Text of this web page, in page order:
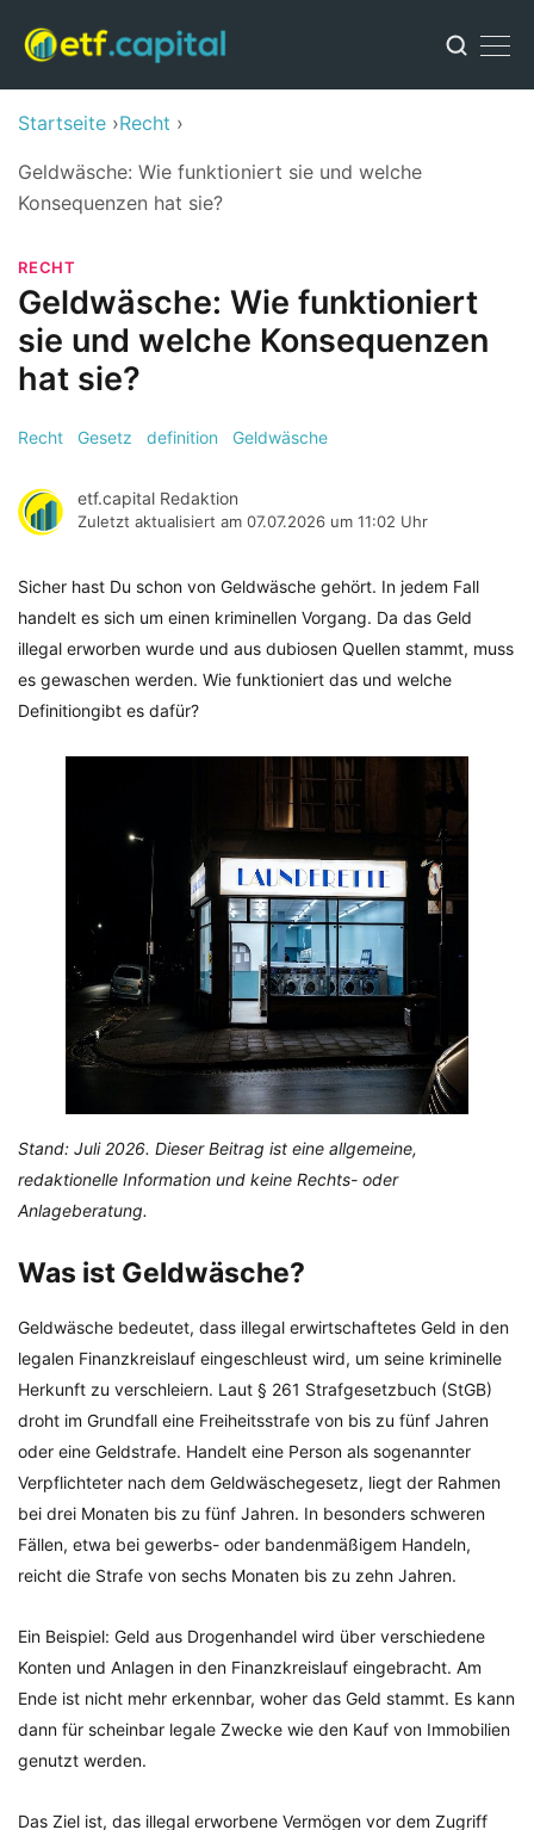
Startseite Recht
Geldwäsche: Wie funktioniert sie und welche
Konsequenzen hat sie?
RECHT
Geldwäsche: Wie funktioniert
sie und welche Konsequenzen
hat sie?
Recht Gesetz definition Geldwäsche
etf.capital Redaktion
Zuletzt aktualisiert am 07.07.2026 um 11:02 Uhr
Sicher hast Du schon von Geldwäsche gehört. In jedem Fall
handelt es sich um einen kriminellen Vorgang. Da das Geld
illegal erworben wurde und aus dubiosen Quellen stammt, muss
es gewaschen werden. Wie funktioniert das und welche
Definitiongibt es dafür?
Stand: Juli 2026. Dieser Beitrag ist eine allgemeine,
redaktionelle Information und keine Rechts- oder
Anlageberatung.
Was ist Geldwäsche?
Geldwäsche bedeutet, dass illegal erwirtschaftetes Geld in den
legalen Finanzkreislauf eingeschleust wird, um seine kriminelle
Herkunft zu verschleiern. Laut § 261 Strafgesetzbuch (StGB)
droht im Grundfall eine Freiheitsstrafe von bis zu fünf Jahren
oder eine Geldstrafe. Handelt eine Person als sogenannter
Verpflichteter nach dem Geldwäschegesetz, liegt der Rahmen
bei drei Monaten bis zu fünf Jahren. In besonders schweren
Fällen, etwa bei gewerbs- oder bandenmäßigem Handeln,
reicht die Strafe von sechs Monaten bis zu zehn Jahren.
Ein Beispiel: Geld aus Drogenhandel wird über verschiedene
Konten und Anlagen in den Finanzkreislauf eingebracht. Am
Ende ist nicht mehr erkennbar, woher das Geld stammt. Es kann
dann für scheinbar legale Zwecke wie den Kauf von Immobilien
genutzt werden.
Das Ziel ist, das illegal erworbene Vermögen vor dem Zugriff